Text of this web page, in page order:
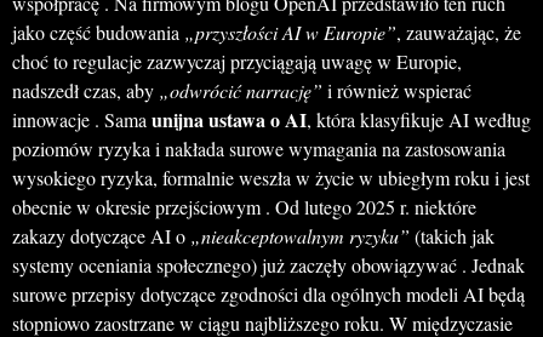
jako część budowania „przyszłości AI w Europie”, zauważając, że
choć to regulacje zazwyczaj przyciągają uwagę w Europie,
nadszedł czas, aby „odwrócić narrację” i również wspierać
innowacje . Sama unijna ustawa o AI, która klasyfikuje AI według
poziomów ryzyka i nakłada surowe wymagania na zastosowania
wysokiego ryzyka, formalnie weszła w życie w ubiegłym roku i jest
obecnie w okresie przejściowym . Od lutego 2025 r. niektóre
zakazy dotyczące AI o „nieakceptowalnym ryzyku” (takich jak
systemy oceniania społecznego) już zaczęły obowiązywać . Jednak
surowe przepisy dotyczące zgodności dla ogólnych modeli AI będą
stopniowo zaostrzane w ciągu najbliższego roku. W międzyczasie